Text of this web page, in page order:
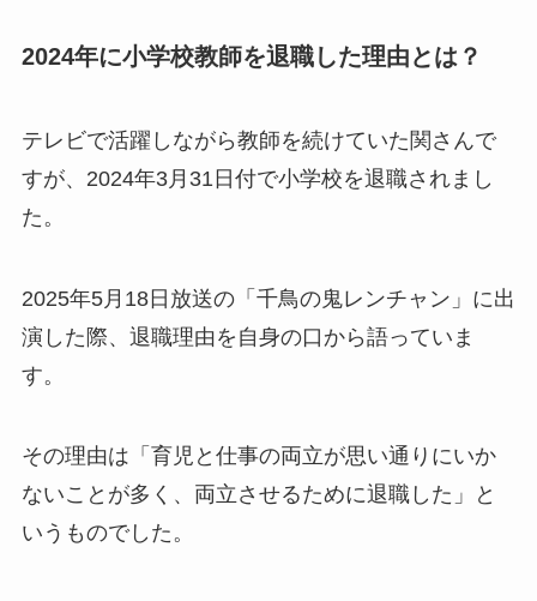
2024年に小学校教師を退職した理由とは？
テレビで活躍しながら教師を続けていた関さんで
すが、2024年3月31日付で小学校を退職されまし
た。
2025年5月18日放送の「千鳥の鬼レンチャン」に出
演した際、退職理由を自身の口から語っていま
す。
その理由は「育児と仕事の両立が思い通りにいか
ないことが多く、両立させるために退職した」と
いうものでした。